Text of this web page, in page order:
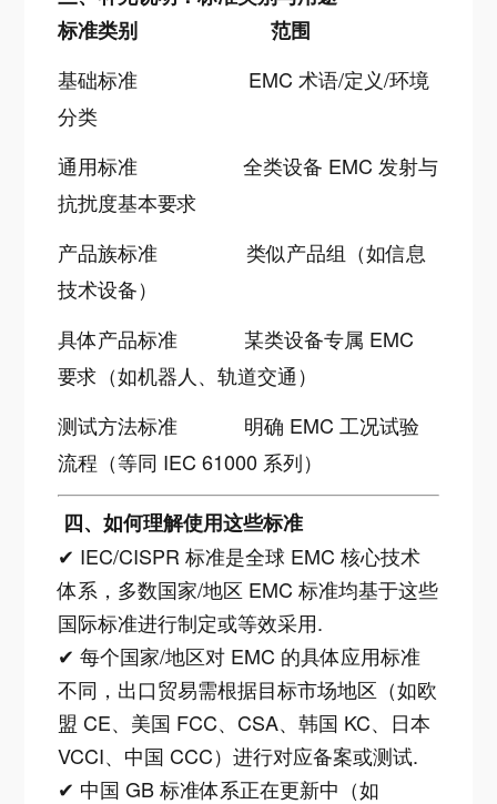
标准类别范围
基础标准 EMC 术语/定义/环境
分类
通用标准全类设备 EMC 发射与
抗扰度基本要求
产品族标准类似产品组（如信息
技术设备）
具体产品标准某类设备专属 EMC
要求（如机器人、轨道交通）
测试方法标准 明确 EMC 工况试验
流程（等同 IEC 61000 系列）
四、如何理解使用这些标准
✔ IEC/CISPR 标准是全球 EMC 核心技术
体系，多数国家/地区 EMC 标准均基于这些
国际标准进行制定或等效采用.
✔ 每个国家/地区对 EMC 的具体应用标准
不同，出口贸易需根据目标市场地区（如欧
盟 CE、美国 FCC、CSA、韩国 KC、日本
VCCI、中国 CCC）进行对应备案或测试.
✔ 中国 GB 标准体系正在更新中（如